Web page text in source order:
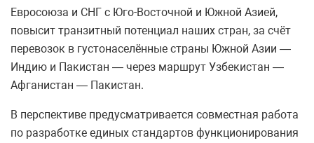
Евросоюза и СНГ с Юго-Восточной и Южной Азией,
повысит транзитный потенциал наших стран, за счёт
перевозок в густонаселённые страны Южной Азии —
Индию и Пакистан — через маршрут Узбекистан —
Афганистан — Пакистан.
В перспективе предусматривается совместная работа
по разработке единых стандартов функционирования